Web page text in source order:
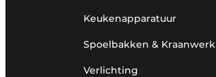
Keukenapparatuur
Spoelbakken & Kraanwerk
Verlichting